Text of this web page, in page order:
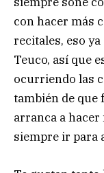
con hacer más
recitales, eso
Teuco, así que
ocurriendo las
también de que
arranca a
siempre ir para